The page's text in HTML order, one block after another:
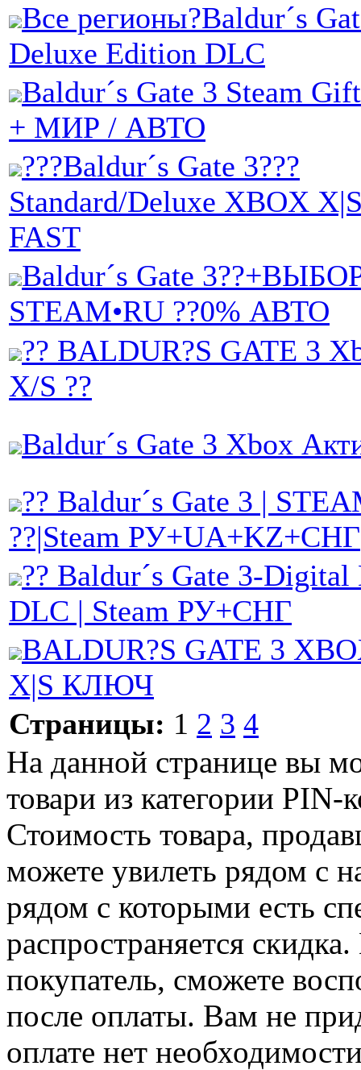
Все регионы?Baldur´s
Deluxe Edition DLC
Baldur´s Gate 3 Steam
+ МИР / АВТО
???Baldur´s Gate 3???
Standard/Deluxe XBOX
FAST
Baldur´s Gate
STEAM•RU ??0% АВТО
?? BALDUR?S GATE 3
X/S ??
Baldur´s Gate 3 Xbox
?? Baldur´s Gate 3 |
??|Steam РУ+UA+KZ+СНГ
?? Baldur´s Gate 3-Digital
DLC | Steam РУ+СНГ
BALDUR?S GATE 3
X|S КЛЮЧ
Страницы: 1 2 3 4
На данной странице вы
товари из категории
Стоимость товара,
можете увилеть рядом с
рядом с которыми есть
распространяется
покупатель, сможете
после оплаты. Вам не
оплате нет